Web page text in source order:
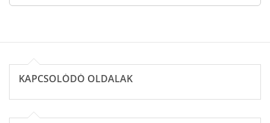
KAPCSOLÓDÓ OLDALAK